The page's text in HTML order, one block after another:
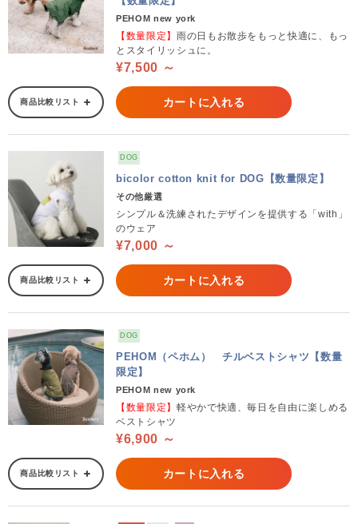
PEHOM new york
【数量限定】 雨の日もお散歩をもっと快適に、もっ
とスタイリッシュに。
¥7,500 ～
商品比較リスト カートに入れる
DOG
bicolor cotton knit for DOG【数量限定】
その他厳選
シンプル＆洗練されたデザインを提供する「with」
のウェア
¥7,000 ～
商品比較リスト カートに入れる
DOG
PEHOM（ペホム） チルベストシャツ【数量
限定】
PEHOM new york
【数量限定】 軽やかで快適、毎日を自由に楽しめる
ベストシャツ
¥6,900 ～
商品比較リスト カートに入れる